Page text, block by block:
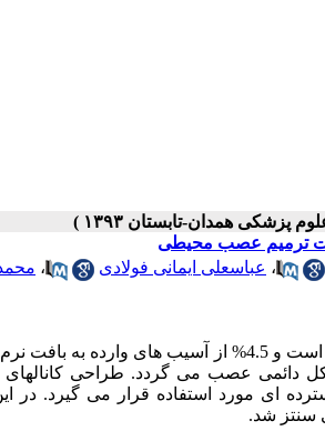
ترمیم عصب محیطی
، عباسعلی ایمانی فولادی ،
: صدمه به عصب محیطی در بیماران مبتلا به تروما شایع است و
عصب می گردد. طراحی کانالهای
ای مورد استفاده قرار می گیرد. در
سنتز شد.